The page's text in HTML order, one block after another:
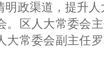
政渠道，提升
。区人大常委会
大常委会副主任